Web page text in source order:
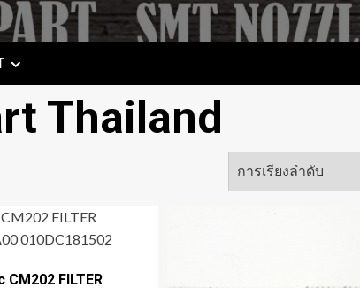
Thailand
CM202 FILTER